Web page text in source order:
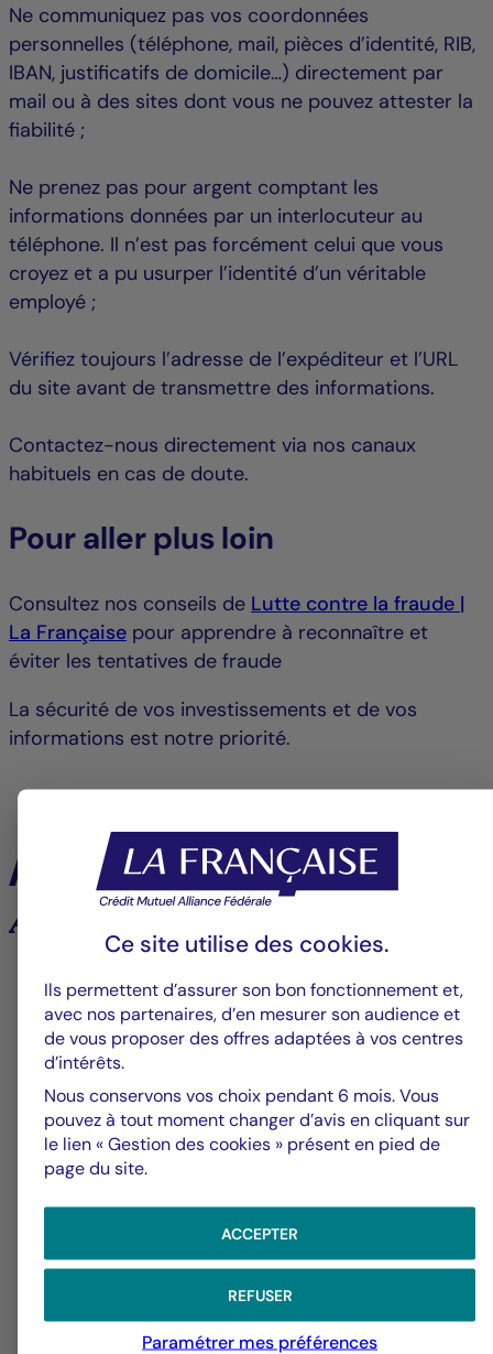
Ne communiquez pas vos coordonnées
personnelles (téléphone, mail, pièces d’identité, RIB,
IBAN, justificatifs de domicile…) directement par
mail ou à des sites dont vous ne pouvez attester la
fiabilité ;
Ne prenez pas pour argent comptant les
informations données par un interlocuteur au
téléphone. Il n’est pas forcément celui que vous
croyez et a pu usurper l’identité d’un véritable
employé ;
Vérifiez toujours l’adresse de l’expéditeur et l’URL
du site avant de transmettre des informations.
Contactez-nous directement via nos canaux
habituels en cas de doute.
Pour aller plus loin
Consultez nos conseils de Lutte contre la fraude |
La Française pour apprendre à reconnaître et
éviter les tentatives de fraude
La sécurité de vos investissements et de vos
informations est notre priorité.
À la une
Analyses et tendances des marchés
6
Groupe La Française
Alerte fraude – Restez vigilants
Ce site utilise des cookies.
Ils permettent d’assurer son bon fonctionnement et,
avec nos partenaires, d’en mesurer son audience et
de vous proposer des offres adaptées à vos centres
d’intérêts.
Nous conservons vos choix pendant 6 mois. Vous
pouvez à tout moment changer d’avis en cliquant sur
le lien « Gestion des cookies » présent en pied de
page du site.
ACCEPTER
REFUSER
Paramétrer mes préférences